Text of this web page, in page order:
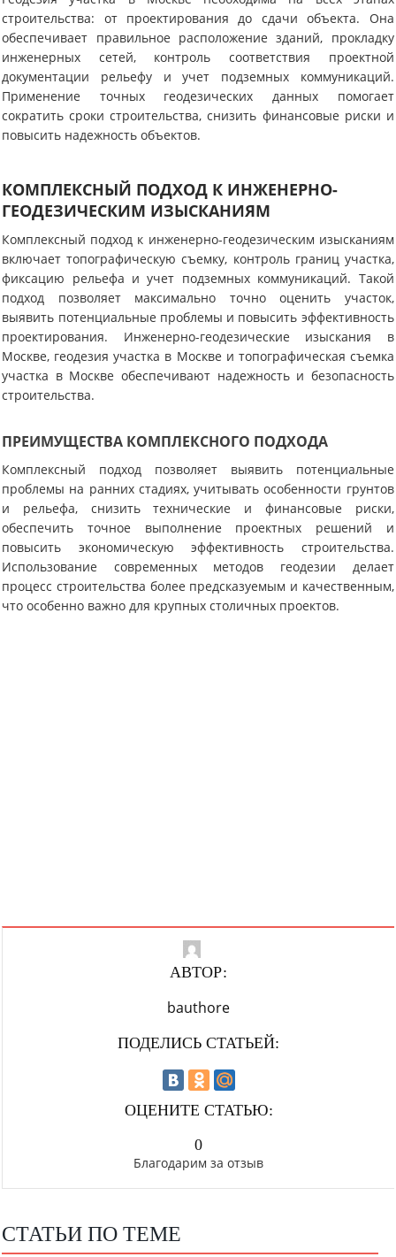
строительства: от проектирования до сдачи объекта. Она
обеспечивает правильное расположение зданий, прокладку
инженерных сетей, контроль соответствия проектной
документации рельефу и учет подземных коммуникаций.
Применение точных геодезических данных помогает
сократить сроки строительства, снизить финансовые риски и
повысить надежность объектов.
КОМПЛЕКСНЫЙ ПОДХОД К ИНЖЕНЕРНО-
ГЕОДЕЗИЧЕСКИМ ИЗЫСКАНИЯМ
Комплексный подход к инженерно-геодезическим изысканиям
включает топографическую съемку, контроль границ участка,
фиксацию рельефа и учет подземных коммуникаций. Такой
подход позволяет максимально точно оценить участок,
выявить потенциальные проблемы и повысить эффективность
проектирования. Инженерно-геодезические изыскания в
Москве, геодезия участка в Москве и топографическая съемка
участка в Москве обеспечивают надежность и безопасность
строительства.
ПРЕИМУЩЕСТВА КОМПЛЕКСНОГО ПОДХОДА
Комплексный подход позволяет выявить потенциальные
проблемы на ранних стадиях, учитывать особенности грунтов
и рельефа, снизить технические и финансовые риски,
обеспечить точное выполнение проектных решений и
повысить экономическую эффективность строительства.
Использование современных методов геодезии делает
процесс строительства более предсказуемым и качественным,
что особенно важно для крупных столичных проектов.
АВТОР:
bauthore
ПОДЕЛИСЬ СТАТЬЕЙ:
ОЦЕНИТЕ СТАТЬЮ:
0
Благодарим за отзыв
СТАТЬИ ПО ТЕМЕ